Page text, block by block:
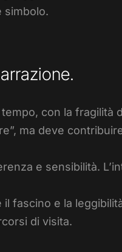
simbolo.
con la fragilità
ma deve
e sensibilità.
il fascino e la
di visita.